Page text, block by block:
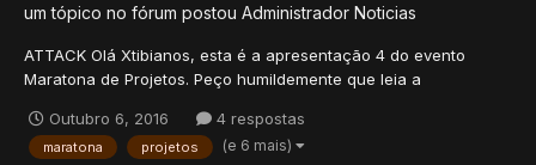
um tópico no fórum postou Administrador Noticias
ATTACK Olá Xtibianos, esta é a apresentação 4 do evento
Maratona de Projetos. Peço humildemente que leia a
a respeito, saiba que devemos apoiar nossos desenvolvedores
BR para que nossa comunidade cresça mais forte, faça sua
Outubro 6, 2016 4 respostas
maratona projetos (e 6 mais)